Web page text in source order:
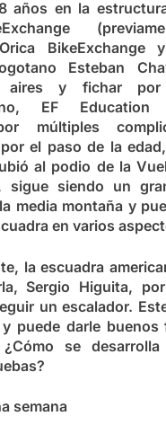
años en la
BikeExchange
Esteban
aires y fichar
EF
múltiples
el paso de la
al podio de la
sigue siendo un
media montaña y
en varios
la escuadra
Sergio Higuita,
un escalador.
puede darle buenos
se
semana